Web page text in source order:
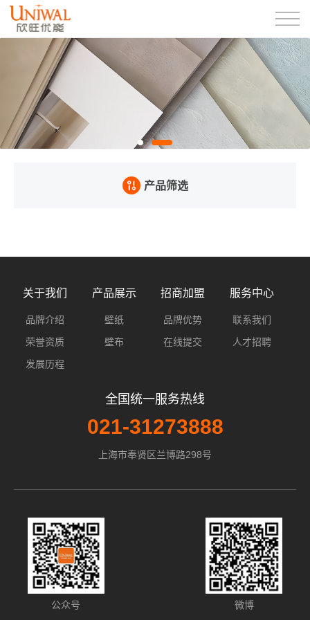
产品筛选
关于我们
品牌介绍
荣誉资质
发展历程
产品展示
壁纸
壁布
招商加盟
品牌优势
在线提交
服务中心
联系我们
人才招聘
全国统一服务热线
021-31273888
上海市奉贤区兰博路298号
公众号 微博